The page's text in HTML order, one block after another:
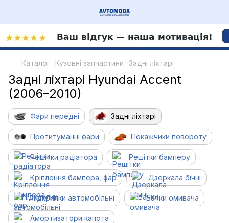
Каталог Кузовні запчастини Задні ліхтарі
Задні ліхтарі Hyundai Accent
(2006–2010)
Фари передні Задні ліхтарі
Протитуманні фари Покажчики повороту
Решітки радіатора Решітки бамперу
Кріплення бампера, фар Дзеркала бічні
Підкрилки автомобільні Бачки омивача
Амортизатори капота